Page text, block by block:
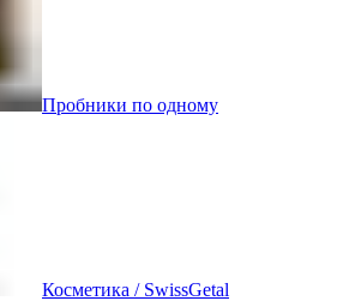
Пробники по одному
Косметика / SwissGetal